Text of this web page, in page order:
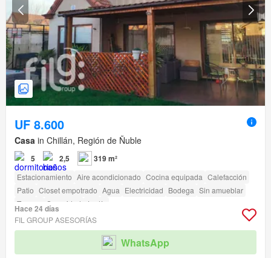
UF 8.600
Casa in Chillán, Región de Ñuble
5 2,5 319 m²
Estacionamiento Aire acondicionado Cocina equipada Calefacción
Patio Closet empotrado Agua Electricidad Bodega Sin amueblar
Terraza
Seguridad Jardín
Hace 24 días
FIL GROUP ASESORÍAS
WhatsApp